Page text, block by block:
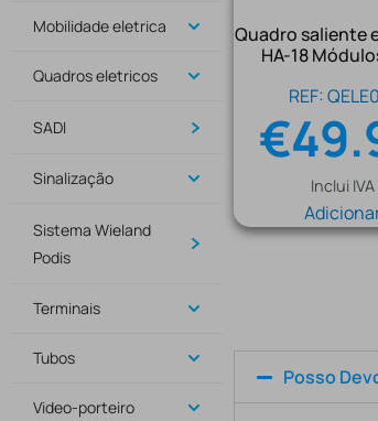
Mobilidade eletrica
Quadros eletricos
SADI
Sinalização
Sistema Wieland
Podis
Terminais
Tubos
Video-porteiro
Quadro saliente
HA-18
REF:
€
Inclui IVA
Posso